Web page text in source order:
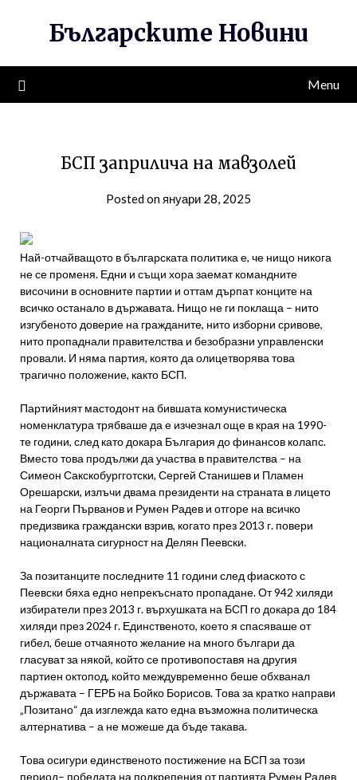
Българските Новини
Menu
БСП заприлича на мавзолей
Posted on януари 28, 2025
Най-отчайващото в българската политика е, че нищо никога
не се променя. Едни и същи хора заемат командните
височини в основните партии и оттам дърпат конците на
всичко останало в държавата. Нищо не ги поклаща – нито
изгубеното доверие на гражданите, нито изборни сривове,
нито пропаднали правителства и безобразни управленски
провали. И няма партия, която да олицетворява това
трагично положение, както БСП.
Партийният мастодонт на бившата комунистическа
номенклатура трябваше да е изчезнал още в края на 1990-
те години, след като докара България до финансов колапс.
Вместо това продължи да участва в правителства – на
Симеон Сакскобургготски, Сергей Станишев и Пламен
Орешарски, излъчи двама президенти на страната в лицето
на Георги Първанов и Румен Радев и отгоре на всичко
предизвика граждански взрив, когато през 2013 г. повери
националната сигурност на Делян Пеевски.
За позитанците последните 11 години след фиаското с
Пеевски бяха едно непрекъснато пропадане. От 942 хиляди
избиратели през 2013 г. върхушката на БСП го докара до 184
хиляди през 2024 г. Единственото, което я спасяваше от
гибел, беше отчаяното желание на много българи да
гласуват за някой, който се противопоставя на другия
партиен октопод, който междувременно беше обхванал
държавата – ГЕРБ на Бойко Борисов. Това за кратко направи
„Позитано“ да изглежда като една възможна политическа
алтернатива – а не можеше да бъде такава.
Това осигури единственото постижение на БСП за този
период– победата на подкрепения от партията Румен Радев